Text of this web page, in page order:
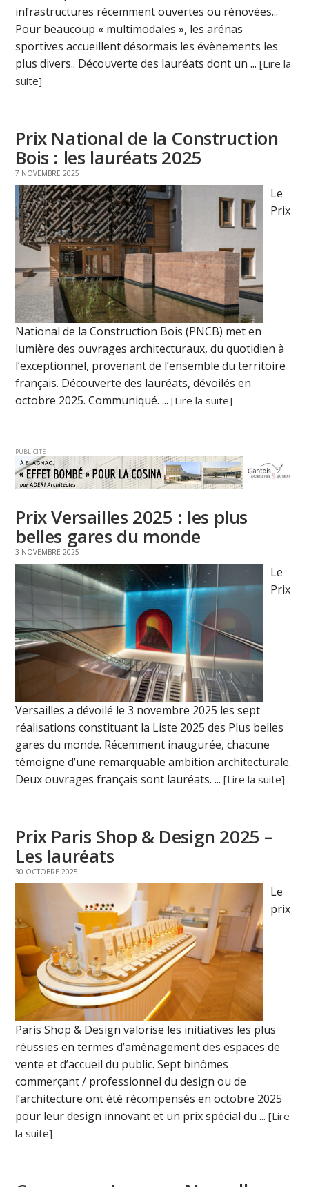
infrastructures récemment ouvertes ou rénovées...
Pour beaucoup « multimodales », les arénas
sportives accueillent désormais les évènements les
plus divers.. Découverte des lauréats dont un ...[Lire la
suite]
Prix National de la Construction
Bois : les lauréats 2025
7 NOVEMBRE 2025
Le
Prix
National de la Construction Bois (PNCB) met en
lumière des ouvrages architecturaux, du quotidien à
l’exceptionnel, provenant de l’ensemble du territoire
français. Découverte des lauréats, dévoilés en
octobre 2025. Communiqué. ...[Lire la suite]
PUBLICITE
Prix Versailles 2025 : les plus
belles gares du monde
3 NOVEMBRE 2025
Le
Prix
Versailles a dévoilé le 3 novembre 2025 les sept
réalisations constituant la Liste 2025 des Plus belles
gares du monde. Récemment inaugurée, chacune
témoigne d’une remarquable ambition architecturale.
Deux ouvrages français sont lauréats. ...[Lire la suite]
Prix Paris Shop & Design 2025 –
Les lauréats
30 OCTOBRE 2025
Le
prix
Paris Shop & Design valorise les initiatives les plus
réussies en termes d’aménagement des espaces de
vente et d’accueil du public. Sept binômes
commerçant / professionnel du design ou de
l’architecture ont été récompensés en octobre 2025
pour leur design innovant et un prix spécial du ...[Lire
la suite]